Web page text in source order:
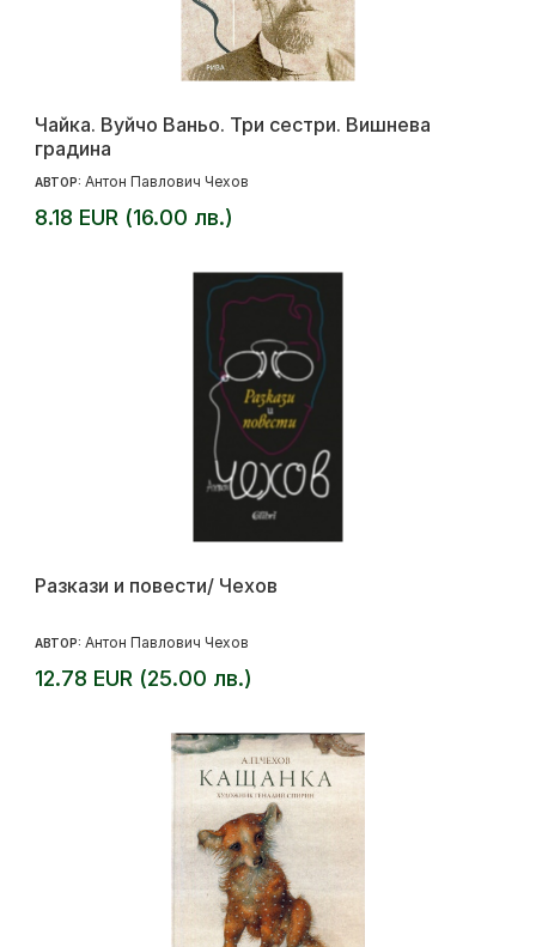
Чайка. Вуйчо Ваньо. Три сестри. Вишнева
градина
АВТОР: Антон Павлович Чехов
8.18 EUR (16.00 лв.)
Разкази и повести/ Чехов
АВТОР: Антон Павлович Чехов
12.78 EUR (25.00 лв.)